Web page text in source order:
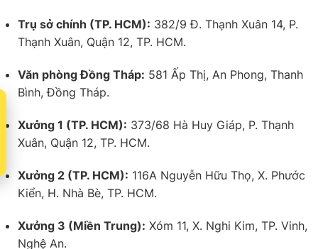
Trụ sở chính (TP. HCM): 382/9 Đ. Thạnh Xuân 14, P.
Thạnh Xuân, Quận 12, TP. HCM.
Văn phòng Đồng Tháp: 581 Ấp Thị, An Phong, Thanh
Bình, Đồng Tháp.
Xưởng 1 (TP. HCM): 373/68 Hà Huy Giáp, P. Thạnh
Xuân, Quận 12, TP. HCM.
Xưởng 2 (TP. HCM): 116A Nguyễn Hữu Thọ, X. Phước
Kiển, H. Nhà Bè, TP. HCM.
Xưởng 3 (Miền Trung): Xóm 11, X. Nghi Kim, TP. Vinh,
Nghệ An.